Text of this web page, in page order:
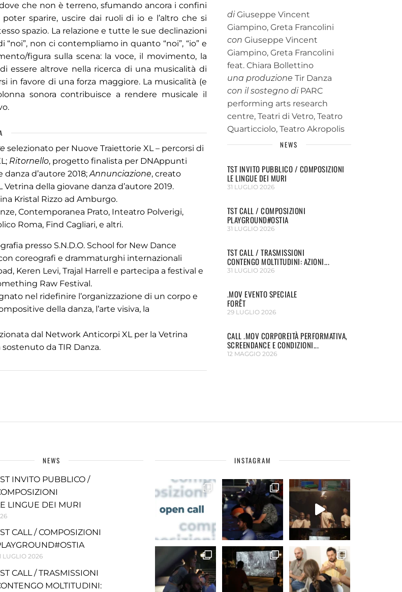
che non è terreno, sfumando ancora i confini
sparire, uscire dai ruoli di io e l’altro che si
spazio. La relazione e tutte le sue declinazioni
non ci contempliamo in quanto “noi”, “io” e
figura sulla scena: la voce, il movimento, la
essere altrove nella ricerca di una musicalità di
in favore di una forza maggiore. La musicalità (e
sonora contribuisce a rendere musicale il
selezionato per Nuove Traiettorie XL – percorsi di
Ritornello, progetto finalista per DNAppunti
danza d’autore 2018;Annunciazione, creato
della giovane danza d’autore 2019.
Kristal Rizzo ad Amburgo.
Contemporanea Prato, Inteatro Polverigi,
Roma, Find Cagliari, e altri.
presso S.N.D.O. School for New Dance
coreografi e drammaturghi internazionali
Keren Levi, Trajal Harrell e partecipa a festival e
Raw Festival.
nel ridefinire l’organizzazione di un corpo e
della danza, l’arte visiva, la
dal Network Anticorpi XL per la Vetrina
da TIR Danza.
diGiuseppe Vincent
Giampino, Greta Francolini
con Giuseppe Vincent
Giampino, Greta Francolini
feat. Chiara Bollettino
una produzione Tir Danza
con il sostegno diPARC
performing arts research
centre, Teatri di Vetro, Teatro
Quarticciolo, Teatro Akropolis
NEWS
TST INVITO PUBBLICO / COMPOSIZIONI
LE LINGUE DEI MURI
31 LUGLIO 2026
TST CALL / COMPOSIZIONI
PLAYGROUND#OSTIA
31 LUGLIO 2026
TST CALL / TRASMISSIONI
CONTENGO MOLTITUDINI: AZIONI...
31 LUGLIO 2026
.MOV EVENTO SPECIALE
FORÊT
29 LUGLIO 2026
CALL .MOV CORPOREITÀ PERFORMATIVA,
SCREENDANCE E CONDIZIONI...
12 MAGGIO 2026
NEWS
INVITO PUBBLICO /
LINGUE DEI MURI
CALL / COMPOSIZIONI
LUGLIO 2026
CALL / TRASMISSIONI
MOLTITUDINI:
INSTAGRAM